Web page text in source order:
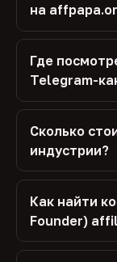
на
Где
Telegram-
Сколько
индустрии?
Как найти
Founder)